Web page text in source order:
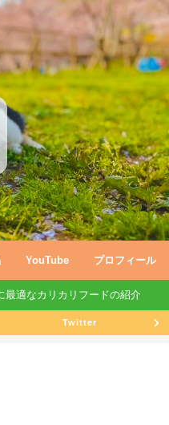
YouTube プロフィール
最適なカリカリフードの紹介
Twitter